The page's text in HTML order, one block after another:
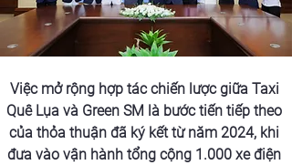
Việc mở rộng hợp tác chiến lược giữa Taxi
Quê Lụa và Green SM là bước tiến tiếp theo
của thỏa thuận đã ký kết từ năm 2024, khi
đưa vào vận hành tổng cộng 1.000 xe điện